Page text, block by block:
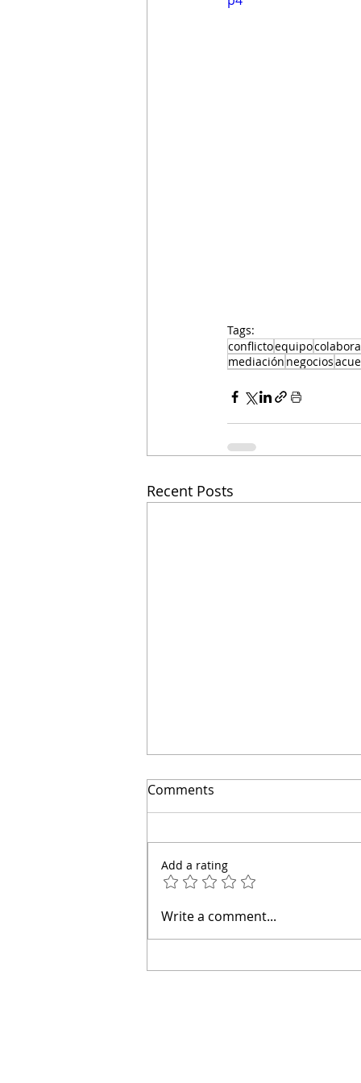
Tags:
conflictoequipo
mediación negocios
Recent Posts
Descubre Oro en Terrenos
Comments
Add a rating
Write a comment...